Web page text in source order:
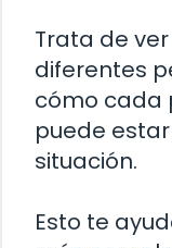
Trata de
diferentes
cómo cada
puede
situación.
Esto te